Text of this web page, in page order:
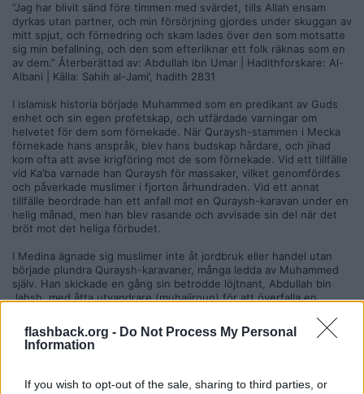
flashback.org - Do Not Process My Personal
Information
If you wish to opt-out of the sale, sharing to third parties, or
”Jag har blivit sänd före timmen med svärdet, tills Allah ensam
dyrkas utan partner, och min försörjning gjordes under skuggan av
mitt spjut, och förnedring och skam lades över den som motsatte
sig min befallning, och den som efterliknar ett folk räknas som en
av dem.” Återberättad av: Abdullah ibn Umar | Hadithforskare: Al-
Albani | Källa: Sahih al-Jami’, hadith 2831
I islamisk historia började Muhammed som en predikant av Guds
enhet och sin egen profetskap, och utfärdade varningar om
helvetet för dem som förnekade. När Quraysh-stammen i Mecka
förnekade hans anspråk, blev hans budskap hårdare, och jihad
kom ofta att avse krigföring mot de som förnekade. Vid ett tillfälle
vid Ka’ba varnade han Quraysh för massaker, vilket genomfördes
och påverkade muslimer i fjorton århundraden. Vid ett annat
tillfälle beordrade han ett anfall mot en Quraysh-karavan under en
helig månad, men han blev rasande och avvisade sin del när det
bröt mot det heliga förbudet.
I Medina ägnade sig muslimer inte åt jordbruk eller handel utan
började plundra Quraysh-karavaner, många ledda av Muhammed
själv. Han skickade en gång sin betrodde löjtnant, Abdullah bin
Jahsh, med åtta utvandrare (muhajiroun) för att överfalla en
karavanen bar läder och russin var det sista dagen i den heliga
månaden Rajab, då strid var förbjuden; att vänta skulle ha låtit
karavanen återvända säkert till Mecka.
Och i Koranen finns verser såsom: